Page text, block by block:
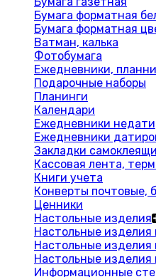
Бумага форматная
Бумага форматная
Ватман, калька
Фотобумага
Ежедневники,
Подарочные наборы
Планинги
Календари
Ежедневники
Ежедневники
Закладки
Кассовая лента,
Книги учета
Конверты почтовые,
Ценники
Настольные изделия
Настольные изделия
Настольные изделия
Настольные изделия
Информационные